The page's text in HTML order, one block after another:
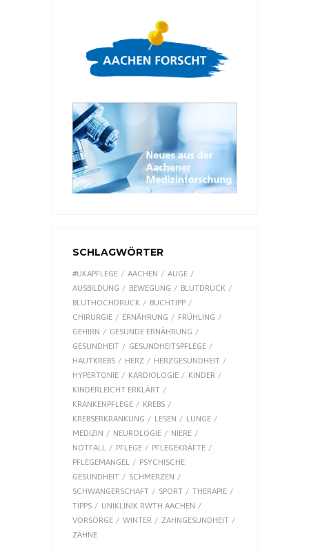
SCHLAGWÖRTER
#UKAPFLEGE AACHEN
AUGE
AUSBILDUNG
BEWEGUNG
BLUTDRUCK
BLUTHOCHDRUCK
BUCHTIPP
CHIRURGIE
ERNÄHRUNG
FRÜHLING
GEHIRN
GESUNDE ERNÄHRUNG
GESUNDHEIT
GESUNDHEITSPFLEGE
HAUTKREBS
HERZ
HERZGESUNDHEIT
HYPERTONIE
KARDIOLOGIE
KINDER
KINDERLEICHT ERKLÄRT
KRANKENPFLEGE
KREBS
KREBSERKRANKUNG
LESEN
LUNGE
MEDIZIN
NEUROLOGIE
NIERE
NOTFALL
PFLEGE
PFLEGEKRÄFTE
PFLEGEMANGEL
PSYCHISCHE
GESUNDHEIT
SCHMERZEN
SCHWANGERSCHAFT
SPORT
THERAPIE
TIPPS
UNIKLINIK RWTH AACHEN
VORSORGE
WINTER
ZAHNGESUNDHEIT
ZÄHNE